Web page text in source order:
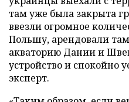
там уже была закрыта
ввезли огромное
Польшу, арендовали
акваторию Дании и
устройство и спокойно
эксперт.